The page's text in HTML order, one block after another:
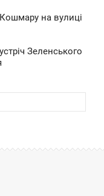
на вулиці
Зеленського